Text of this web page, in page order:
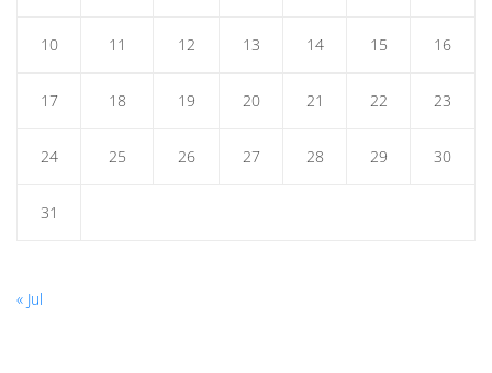
10 11 12 13 14 15 16
17 18 19 20 21 22 23
24 25 26 27 28 29 30
31
« Jul